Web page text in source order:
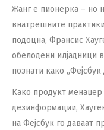
Жанг е пионерка – но
внатрешните
подоцна, Франсис
обелодени илјадници
познати како „Фејсбук
Како продукт менаџер
дезинформации,
на Фејсбук го даваат